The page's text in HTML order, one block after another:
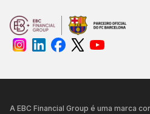
A EBC Financial Group é uma marca